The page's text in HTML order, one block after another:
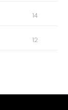
14
12